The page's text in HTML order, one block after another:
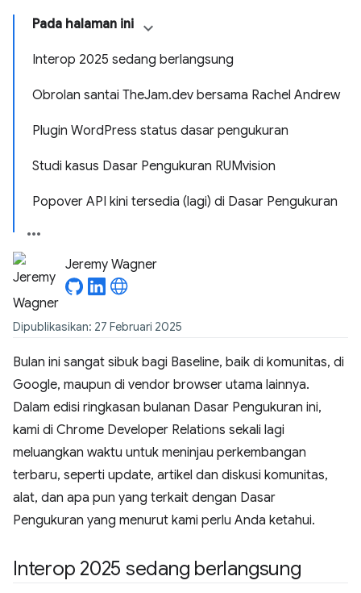
Pada halaman ini
Interop 2025 sedang berlangsung
Obrolan santai TheJam.dev bersama Rachel Andrew
Plugin WordPress status dasar pengukuran
Studi kasus Dasar Pengukuran RUMvision
Popover API kini tersedia (lagi) di Dasar Pengukuran
Jeremy Wagner
Dipublikasikan: 27 Februari 2025
Bulan ini sangat sibuk bagi Baseline, baik di komunitas, di
Google, maupun di vendor browser utama lainnya.
Dalam edisi ringkasan bulanan Dasar Pengukuran ini,
kami di Chrome Developer Relations sekali lagi
meluangkan waktu untuk meninjau perkembangan
terbaru, seperti update, artikel dan diskusi komunitas,
alat, dan apa pun yang terkait dengan Dasar
Pengukuran yang menurut kami perlu Anda ketahui.
Interop 2025 sedang berlangsung